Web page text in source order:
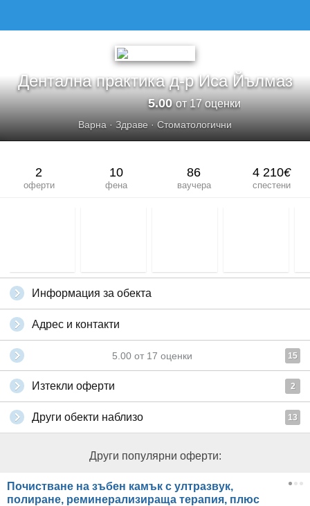
Дентална практика д-р Иса Йълмаз
5.00от 17 оценки
Варна · Здраве · Стоматологични
2
оферти
10
фена
86
ваучера
4 210€
спестени
Информация за обекта
Адрес и контакти
5.00 от 17 оценки 15
Изтекли оферти 2
Други обекти наблизо 13
Други популярни оферти:
Почистване на зъбен камък с ултразвук,
полиране, реминерализираща терапия, плюс